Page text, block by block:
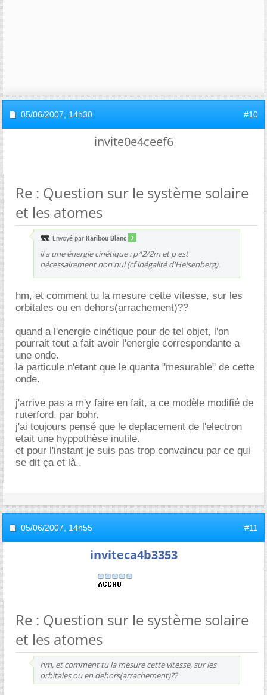
05/06/2007, 14h30 #10
invite0e4ceef6
Re : Question sur le système solaire
et les atomes
Envoyé par Karibou Blanc
il a une énergie cinétique : p^2/2m et p est
nécessairement non nul (cf inégalité d'Heisenberg).
hm, et comment tu la mesure cette vitesse, sur les
orbitales ou en dehors(arrachement)??
quand a l'energie cinétique pour de tel objet, l'on
pourrait tout a fait avoir l'energie correspondante a
une onde.
la particule n'etant que le quanta "mesurable" de cette
onde.
j'arrive pas a m'y faire en fait, a ce modèle modifié de
ruterford, par bohr.
j'ai toujours pensé que le deplacement de l'electron
etait une hyppothèse inutile.
et pour l'instant je suis pas trop convaincu par ce qui
se dit ça et là..
05/06/2007, 14h55 #11
inviteca4b3353
Re : Question sur le système solaire
et les atomes
hm, et comment tu la mesure cette vitesse, sur les
orbitales ou en dehors(arrachement)??